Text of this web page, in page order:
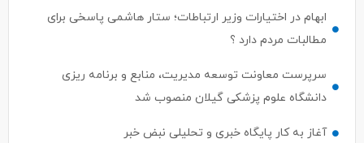
ابهام در اختیارات وزیر ارتباطات؛ ستار هاشمی پاسخی برای
مطالبات مردم دارد ؟
سرپرست معاونت توسعه مدیریت، منابع و برنامه ریزی
دانشگاه علوم پزشکی گیلان منصوب شد
آغاز به کار پایگاه خبری و تحلیلی نبض خبر